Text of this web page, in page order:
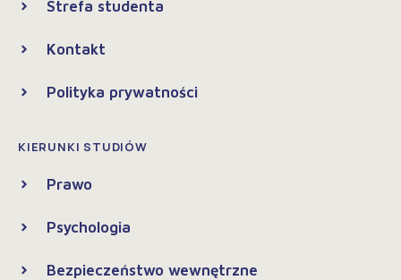
Strefa studenta
Kontakt
Polityka prywatności
KIERUNKI STUDIÓW
Prawo
Psychologia
Bezpieczeństwo wewnętrzne